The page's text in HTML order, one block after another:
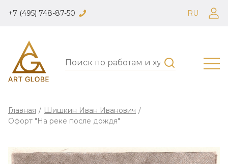
+7 (495) 748-87-50 RU
Главная / Шишкин Иван Иванович /
Офорт "На реке после дождя"